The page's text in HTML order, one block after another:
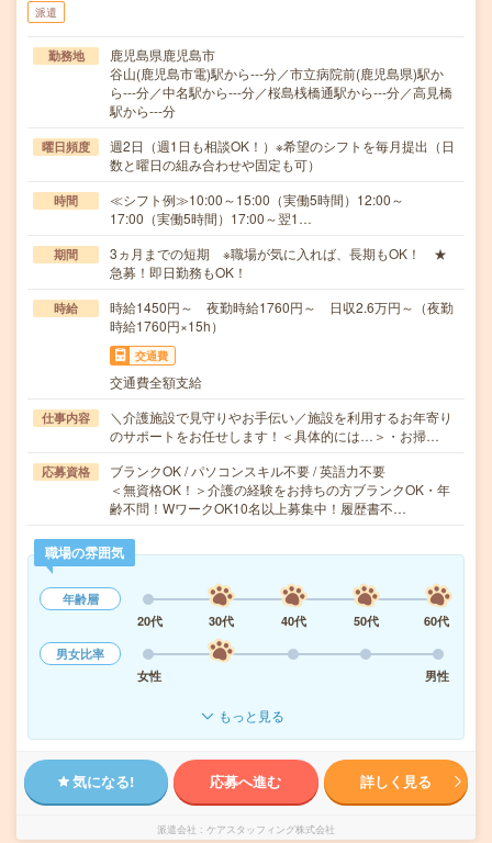
派遣
勤務地
鹿児島県鹿児島市
谷山(鹿児島市電)駅から---分／市立病院前(鹿児島県)駅か
ら---分／中名駅から---分／桜島桟橋通駅から---分／高見橋
駅から---分
曜日頻度
週2日（週1日も相談OK！）※希望のシフトを毎月提出（日
数と曜日の組み合わせや固定も可）
時間
≪シフト例≫10:00～15:00（実働5時間）12:00～
17:00（実働5時間）17:00～翌1…
期間
3ヵ月までの短期 ※職場が気に入れば、長期もOK！ ★
急募！即日勤務もOK！
時給
時給1450円～ 夜勤時給1760円～ 日収2.6万円～（夜勤
時給1760円×15h）
交通費
交通費全額支給
仕事内容
＼介護施設で見守りやお手伝い／施設を利用するお年寄り
のサポートをお任せします！＜具体的には…＞・お掃…
応募資格
ブランクOK / パソコンスキル不要 / 英語力不要
＜無資格OK！＞介護の経験をお持ちの方ブランクOK・年
齢不問！WワークOK10名以上募集中！履歴書不…
職場の雰囲気
年齢層
20代
30代 40代 50代
60代
男女比率
女性
男性
もっと見る
気になる! 応募へ進む 詳しく見る
派遣会社 ケアスタッフィング株式会社